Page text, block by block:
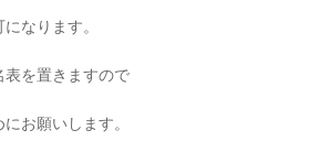
なります。
表を置きますので
お願いします。